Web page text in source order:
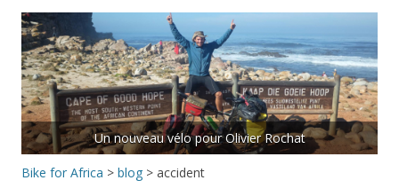
au
contenu
principal
Un nouveau vélo pour Olivier Rochat
Bike for Africa > blog > accident